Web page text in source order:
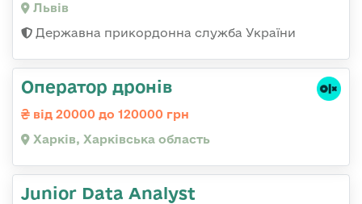
Львів
Державна прикордонна служба України
Оператор дронів
від 20000 до 120000 грн
Харків, Харківська область
Junior Data Analyst